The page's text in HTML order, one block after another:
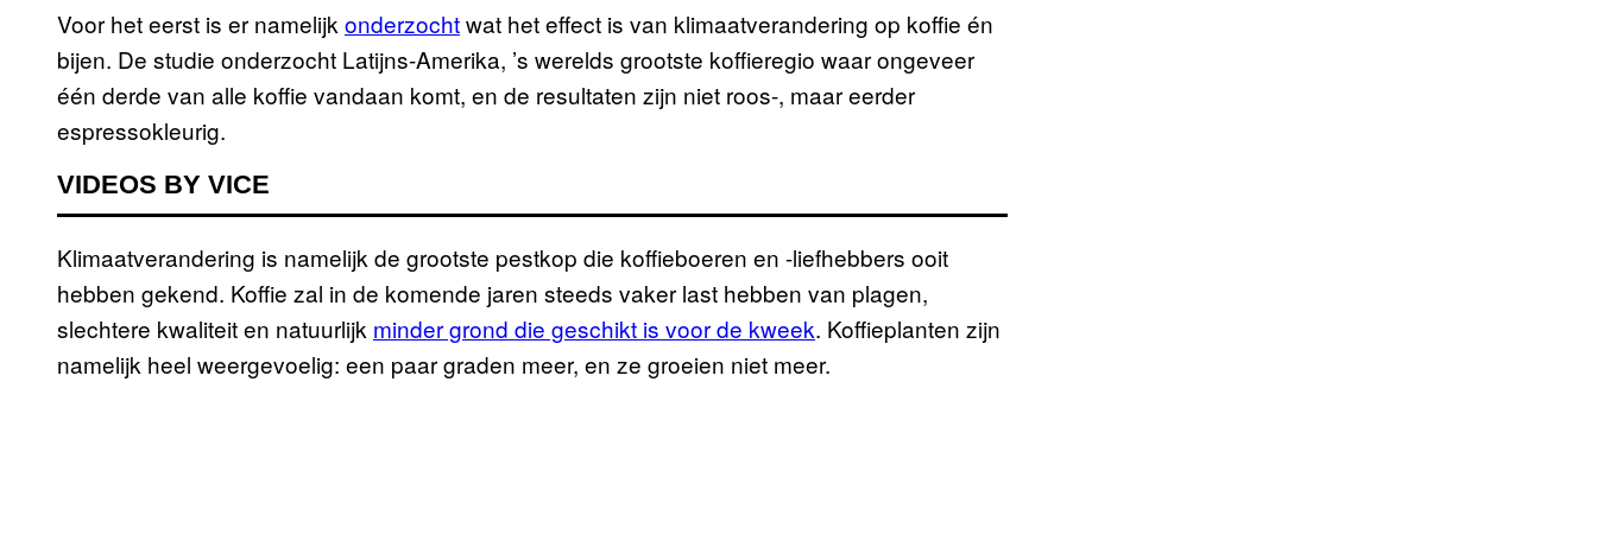
Voor het eerst is er namelijk onderzochtwat het effect is van klimaatverandering op koffie én
bijen. De studie onderzocht Latijns-Amerika, ’s werelds grootste koffieregio waar ongeveer
één derde van alle koffie vandaan komt, en de resultaten zijn niet roos-, maar eerder
espressokleurig.
VIDEOS BY VICE
Klimaatverandering is namelijk de grootste pestkop die koffieboeren en -liefhebbers ooit
hebben gekend. Koffie zal in de komende jaren steeds vaker last hebben van plagen,
slechtere kwaliteit en natuurlijk minder grond die geschikt is voor de kweek. Koffieplanten zijn
namelijk heel weergevoelig: een paar graden meer, en ze groeien niet meer.